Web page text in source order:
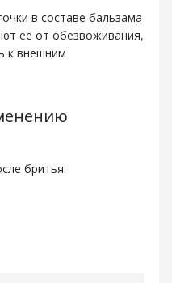
в составе бальзама
ее от обезвоживания,
к внешним
бритья.